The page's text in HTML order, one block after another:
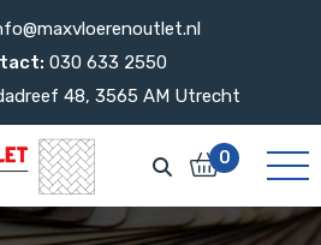
030 633 2550
48, 3565 AM Utrecht
0